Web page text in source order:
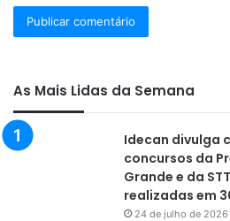
As Mais Lidas da Semana
Idecan divulga
concursos da
Grande e da
realizadas em
24 de julho de 2026